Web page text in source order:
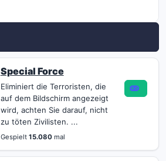
Special Force
Eliminiert die Terroristen, die
auf dem Bildschirm angezeigt
wird, achten Sie darauf, nicht
zu töten Zivilisten. ...
Gespielt 15.080mal